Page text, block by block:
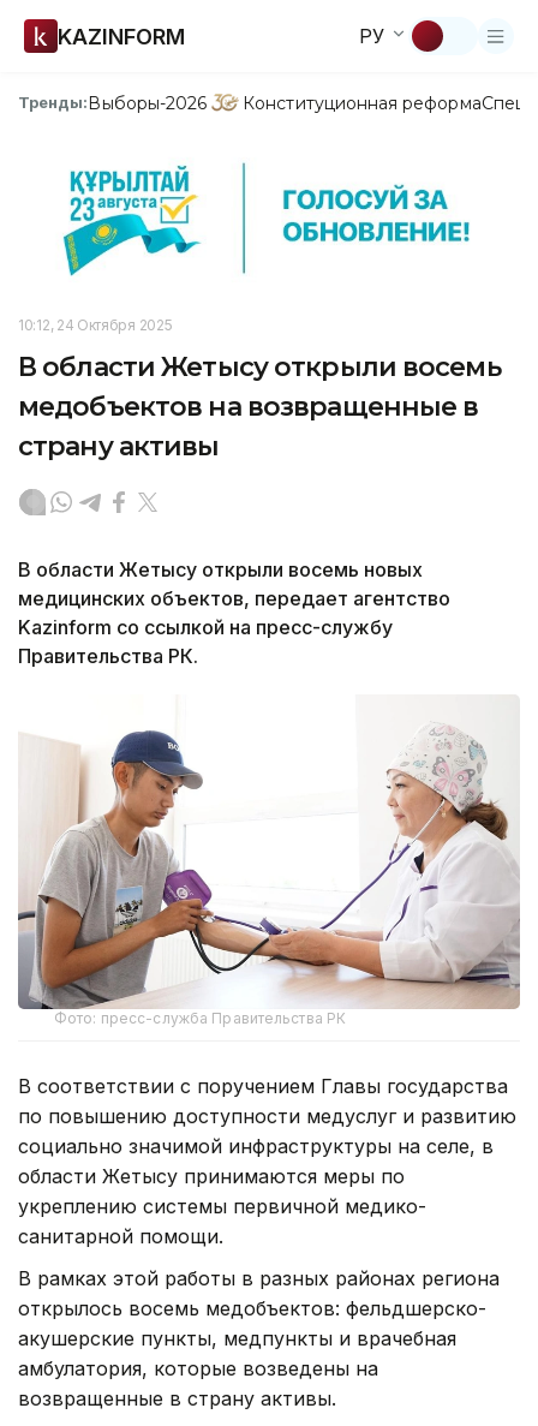
KAZINFORM РУ
Тренды:Выборы-2026 Конституционная реформа
10:12, 24 Октября 2025
В области Жетысу открыли восемь
медобъектов на возвращенные в
страну активы
В области Жетысу открыли восемь новых
медицинских объектов, передает агентство
Kazinform со ссылкой на пресс-службу
Правительства РК.
Фото: пресс-служба Правительства РК
В соответствии с поручением Главы государства
по повышению доступности медуслуг и развитию
социально значимой инфраструктуры на селе, в
области Жетысу принимаются меры по
укреплению системы первичной медико-
санитарной помощи.
В рамках этой работы в разных районах региона
открылось восемь медобъектов: фельдшерско-
акушерские пункты, медпункты и врачебная
амбулатория, которые возведены на
возвращенные в страну активы.